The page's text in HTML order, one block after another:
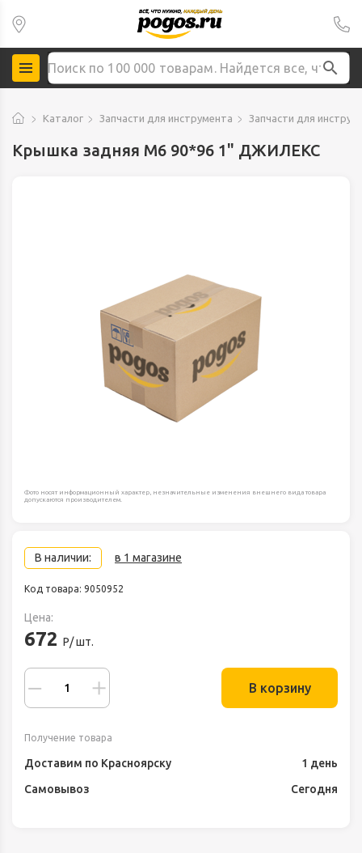
Каталог Запчасти для инструмента Запчасти для
Крышка задняя М6 90*96 1" ДЖИЛЕКС
Фото носят информационный характер, незначительные изменения внешнего вида товара
допускаются производителем.
В наличии: в 1 магазине
Код товара: 9050952
Цена:
672 Р/ шт.
В корзину
Получение товара
Доставим по Красноярску
1 день
Самовывоз
Сегодня